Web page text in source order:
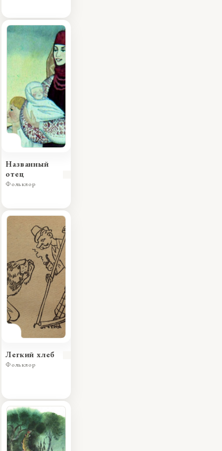
Названный
отец
Фольклор
Легкий хлеб
Фольклор